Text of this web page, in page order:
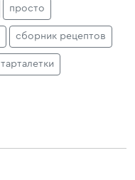
просто
сборник рецептов
тарталетки